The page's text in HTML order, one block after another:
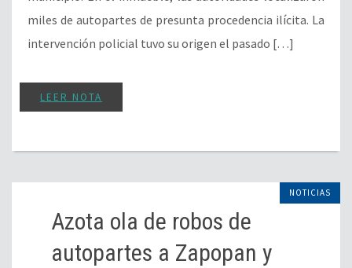
miles de autopartes de presunta procedencia ilícita. La
intervención policial tuvo su origen el pasado […]
LEER NOTA
NOTICIAS
Azota ola de robos de
autopartes a Zapopan y